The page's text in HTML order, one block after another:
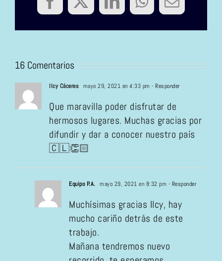
Facebook
TwitterLinkedInWhatsApp
Correo
16 Comentarios
Ilcy Cáceres mayo 29, 2021 en 4:33 pm - Responder
Que maravilla poder disfrutar de
hermosos lugares. Muchas gracias por
difundir y dar a conocer nuestro país
🇨🇱👏🏻
Equipo P.A. mayo 29, 2021 en 8:32 pm - Responder
Muchísimas gracias Ilcy, hay
mucho cariño detrás de este
trabajo.
Mañana tendremos nuevo